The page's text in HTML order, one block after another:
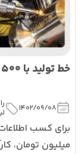
خط تولید با ۵۰۰ میلیون + معرفی مشاغل 1403
1402/09/08
میلیون تومان،